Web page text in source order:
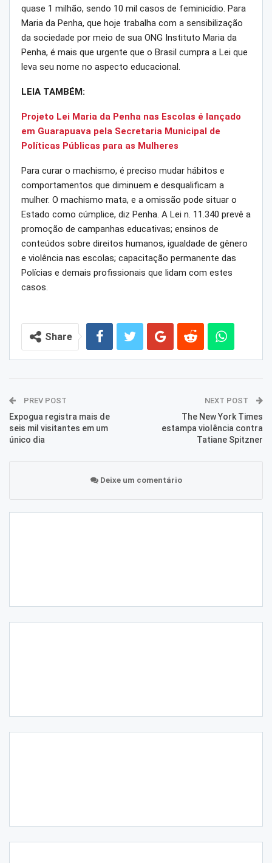
quase 1 milhão, sendo 10 mil casos de feminicídio. Para
Maria da Penha, que hoje trabalha com a sensibilização
da sociedade por meio de sua ONG Instituto Maria da
Penha, é mais que urgente que o Brasil cumpra a Lei que
leva seu nome no aspecto educacional.
LEIA TAMBÉM:
Projeto Lei Maria da Penha nas Escolas é lançado
em Guarapuava pela Secretaria Municipal de
Políticas Públicas para as Mulheres
Para curar o machismo, é preciso mudar hábitos e
comportamentos que diminuem e desqualificam a
mulher. O machismo mata, e a omissão pode situar o
Estado como cúmplice, diz Penha. A Lei n. 11.340 prevê a
promoção de campanhas educativas; ensinos de
conteúdos sobre direitos humanos, igualdade de gênero
e violência nas escolas; capacitação permanente das
Polícias e demais profissionais que lidam com estes
casos.
Share
PREV POST
Expogua registra mais de
seis mil visitantes em um
único dia
NEXT POST
The New York Times
estampa violência contra
Tatiane Spitzner
Deixe um comentário